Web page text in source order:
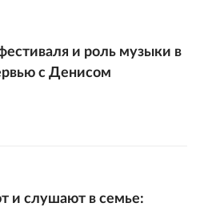
и роль музыки в
с Денисом
и слушают в семье: